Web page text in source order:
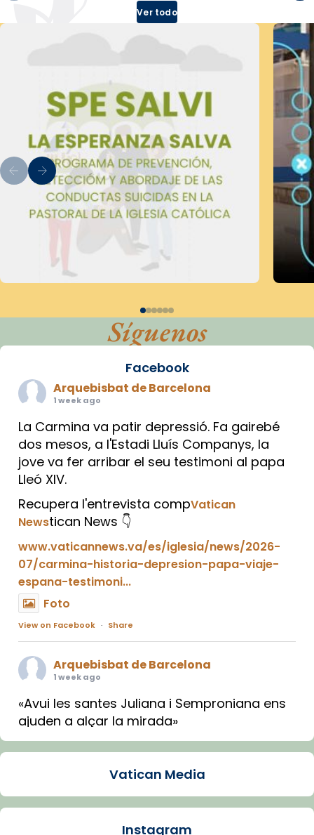
Ver todo
Síguenos
Facebook
Arquebisbat de Barcelona
1 week ago
La Carmina va patir depressió. Fa gairebé
dos mesos, a l'Estadi Lluís Companys, la
jove va fer arribar el seu testimoni al papa
Lleó XIV.
Recupera l'entrevista compVatican
Newstican News 👇
www.vaticannews.va/es/iglesia/news/2026-
07/carmina-historia-depresion-papa-viaje-
espana-testimoni...
Foto
View on Facebook · Share
Arquebisbat de Barcelona
1 week ago
«Avui les santes Juliana i Semproniana ens
ajuden a alçar la mirada»
Mons. Sergi Gordo, bisbe de Tortosa, ha
Santes de Mataró.
🔗tinyurl.com/cvu5jmbk
Vatican Media
Instagram